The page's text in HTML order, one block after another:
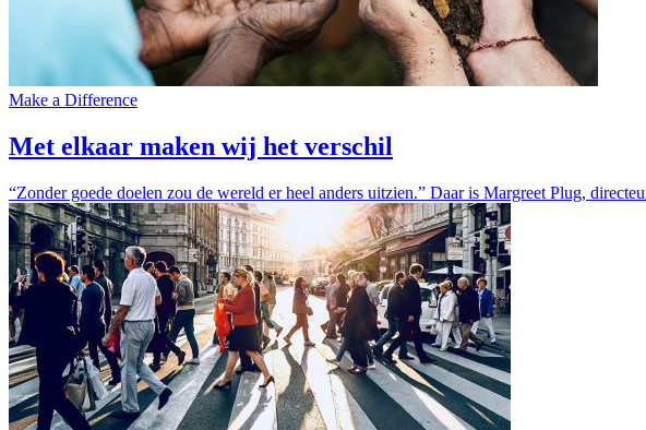
Make a Difference
Met elkaar maken wij het verschil
“Zonder goede doelen zou de wereld er heel anders uitzien.” Daar is Margreet Plug,